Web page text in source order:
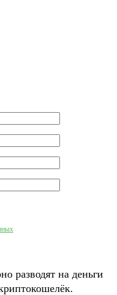
разводят на деньги